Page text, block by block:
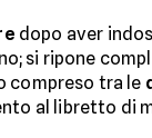
dopo aver
si ripone
compreso tra le
al libretto di